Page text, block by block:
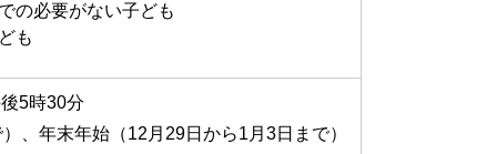
の必要がない子ども
も
5時30分
、年末年始（12月29日から1月3日まで）